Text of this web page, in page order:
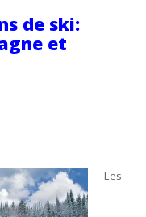
de ski:
et
Les